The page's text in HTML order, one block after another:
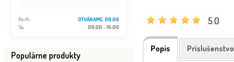
Po-Pi:
OTVÁRAME: 08:00
So:
08:00 - 16:00
Populárne produkty
5.0
Popis Príslušenstvo